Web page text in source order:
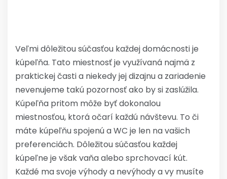
Veľmi dôležitou súčasťou každej domácnosti je
kúpeľňa. Tato miestnosť je využívaná najmä z
praktickej časti a niekedy jej dizajnu a zariadenie
nevenujeme takú pozornosť ako by si zaslúžila.
Kúpeľňa pritom môže byť dokonalou
miestnosťou, ktorá očarí každú návštevu. To či
máte kúpeľňu spojenú a WC je len na vašich
preferenciách. Dôležitou súčasťou každej
kúpeľne je však vaňa alebo sprchovací kút.
Každé ma svoje výhody a nevýhody a vy musíte